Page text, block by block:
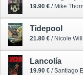
19.90 € / Mike Thorn
Tidepool
21.80 € / Nicole
Lancolía
19.90 € / Santiago